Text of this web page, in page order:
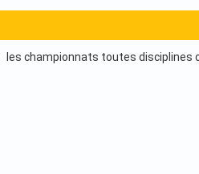
les championnats toutes